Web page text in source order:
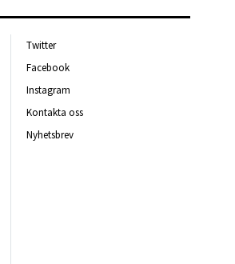
Twitter
Facebook
Instagram
Kontakta oss
Nyhetsbrev